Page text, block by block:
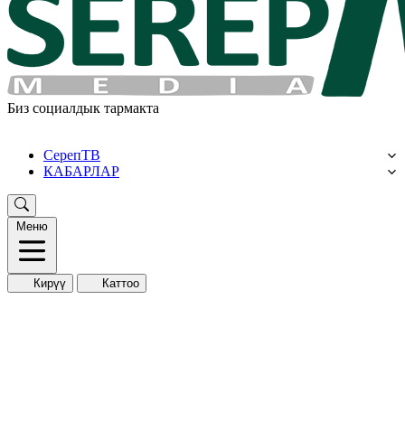
Биз социалдык тармакта
СерепТВ
КАБАРЛАР
Меню
Кирүү Каттоо